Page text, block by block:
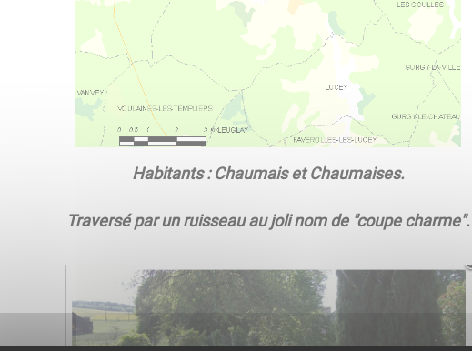
Habitants : Chaumais et Chaumaises.
Traversé par un ruisseau au joli nom de "coupe charme".